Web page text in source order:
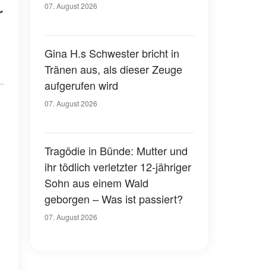
07. August 2026
Gina H.s Schwester bricht in
Tränen aus, als dieser Zeuge
aufgerufen wird
07. August 2026
Tragödie in Bünde: Mutter und
ihr tödlich verletzter 12-jähriger
Sohn aus einem Wald
geborgen – Was ist passiert?
07. August 2026